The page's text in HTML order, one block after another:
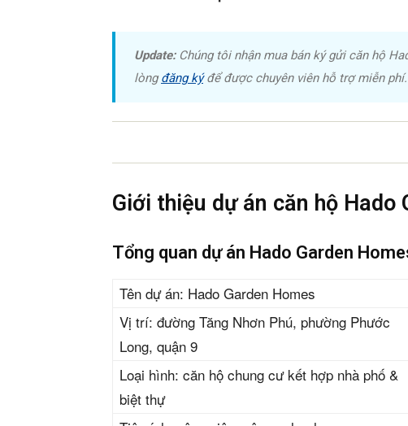
Trang chủ
Dự án
Mua bán
Cho thuê
Thị trường
Liên hệ
Căn hộ Hado Garden Homes là dự án phức
tiền trục đường Tăng Nhơn Phú, phường
tin cần biết về dự án.
Update:
Chúng tôi nhận mua bán ký gửi căn hộ
lòng đăng ký để được chuyên viên hỗ trợ miễn phí.